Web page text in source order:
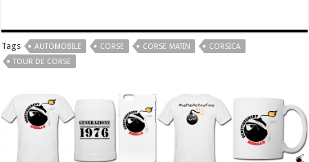
Tags AUTOMOBILE CORSE CORSE MATIN
CORSICA
TOUR DE CORSE